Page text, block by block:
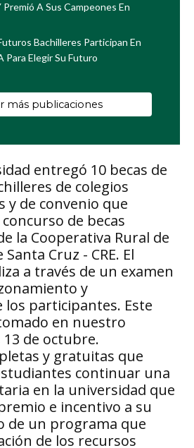
entregó 10 becas de
de colegios
y de convenio que
de becas
la Cooperativa Rural de
Cruz - CRE. El
a través de un examen
y
los participantes. Este
en nuestro
de octubre.
y gratuitas que
continuar una
en la universidad que
e incentivo a su
de un programa que
de los recursos
A Sus Campeones En
Bachilleres Participan En
Para Elegir Su Futuro
más publicaciones